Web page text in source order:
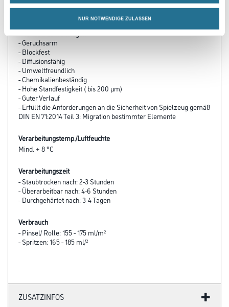
NUR NOTWENDIGE ZULASSEN
- Direkthaftung auf elektrophoretisch / KTL grundlackierten
Stahlzargen (z.B. Fa. HÖRMANN)
- Gute Haftung auf diversen Untergründen
- Hohes Deckvermögen
- Geruchsarm
- Blockfest
- Diffusionsfähig
- Umweltfreundlich
- Chemikalienbeständig
- Hohe Standfestigkeit ( bis 200 μm)
- Guter Verlauf
- Erfüllt die Anforderungen an die Sicherheit von Spielzeug gemäß
DIN EN 71:2014 Teil 3: Migration bestimmter Elemente
Verarbeitungstemp./Luftfeuchte
Mind. + 8 °C
Verarbeitungszeit
- Staubtrocken nach: 2-3 Stunden
- Überarbeitbar nach: 4-6 Stunden
- Durchgehärtet nach: 3-4 Tagen
Verbrauch
- Pinsel/ Rolle: 155 - 175 ml/m²
- Spritzen: 165 - 185 ml/²
ZUSATZINFOS